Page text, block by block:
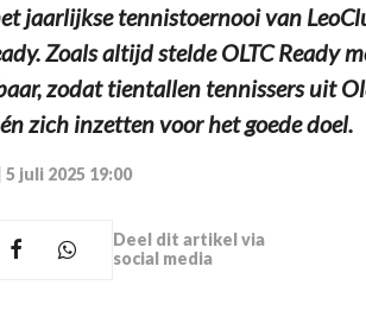
jaarlijkse tennistoernooi van
Zoals altijd stelde OLTC Ready
zodat tientallen tennissers uit
zich inzetten voor het goede doel.
5 juli 2025 19:00
Deel dit artikel via
social media